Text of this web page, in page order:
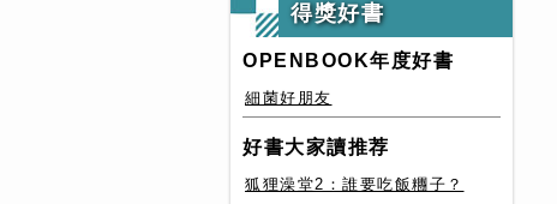
得獎好書
OPENBOOK年度好書
細菌好朋友
好書大家讀推荐
狐狸澡堂2：誰要吃飯糰子？